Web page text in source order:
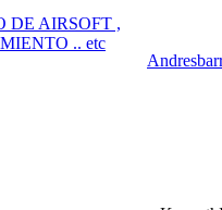
DE AIRSOFT ,
.. etc